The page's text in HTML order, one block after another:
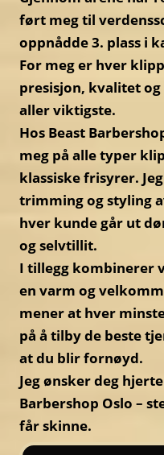
ført meg til
oppnådde 3. plass i
For meg er hver
presisjon, kvalitet
aller viktigste.
Hos Beast
meg på alle typer
klassiske frisyrer.
trimming og styling
hver kunde går ut
og selvtillit.
I tillegg kombinerer
en varm og
mener at hver
på å tilby de beste
at du blir fornøyd.
Jeg ønsker deg
Barbershop Oslo –
får skinne.